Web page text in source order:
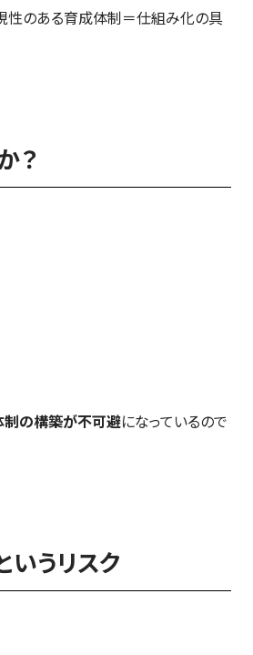
性のある育成体制＝仕組み化の具
？
制の構築が不可避になっているので
いうリスク